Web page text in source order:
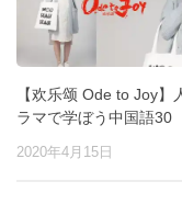
【欢乐颂 Ode to Joy】
ラマで学ぼう中国語30
2020年4月15日